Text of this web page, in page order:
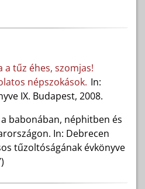
a tűz éhes, szomjas!
népszokások. In:
IX. Budapest, 2008.
a babonában, néphitben és
In: Debrecen
tűzoltóságának évkönyve